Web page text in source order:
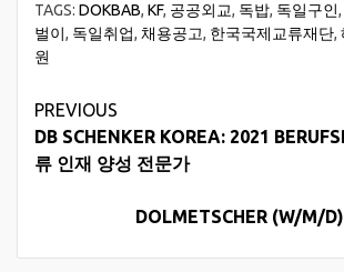
TAGS: DOKBAB, KF, 공공외교, 독밥, 독일구인,
벌이, 독일취업, 채용공고, 한국국제교류재단,
원
Continue
Reading
PREVIOUS
DB SCHENKER KOREA: 2021
류 인재 양성 전문가
DOLMETSCHER (W/M/